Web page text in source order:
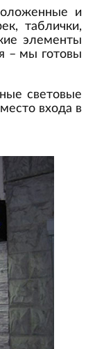
и
таблички,
элементы
– мы готовы
световые
входа в